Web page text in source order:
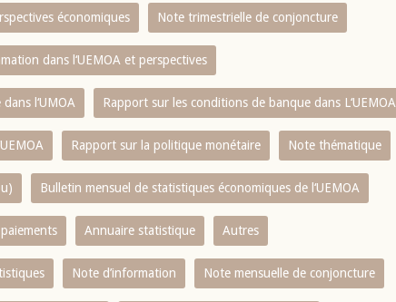
économiques Note trimestrielle de conjoncture
dans l‘UEMOA et perspectives
l‘UMOA Rapport sur les conditions de banque dans L‘UEMOA
Rapport sur la politique monétaire Note thématique
Bulletin mensuel de statistiques économiques de l‘UEMOA
Annuaire statistique Autres
Note d’information Note mensuelle de conjoncture